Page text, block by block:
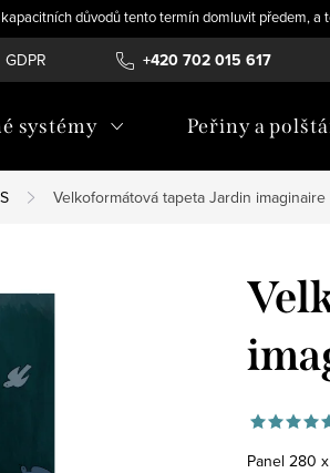
důvodů tento termín domluvit předem, a
+420 702 015 617
GDPR
systémy Peřiny a
Velkoformátová tapeta Jardin imaginaire
Panel 280